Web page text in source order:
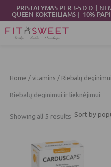
content
PRISTATYMAS PER 3-5 D.D. |
QUEEN KOKTEILIAMS | -10%
Home / vitamins / Riebalų
Riebalų deginimui ir lieknėjimui
Showing all 5 results
by
popularity